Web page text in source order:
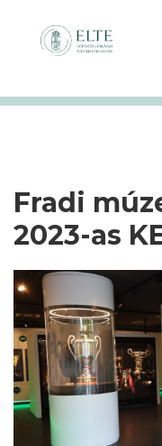
Fradi
2023-as